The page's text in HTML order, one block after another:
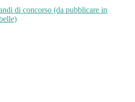
di concorso (da pubblicare in